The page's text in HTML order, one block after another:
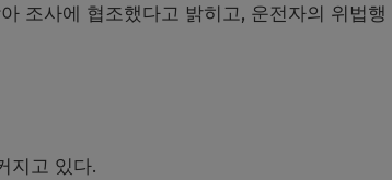
조사에 협조했다고 밝히고, 운전자의 위법행
지고 있다.